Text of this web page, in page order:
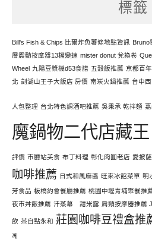
標籤
Bill's Fish & Chips 比爾炸魚薯條地點資訊 Bruno
層震動按摩器13檔變速 mister donut 兌換卷
Wheel 九陽豆漿機d53食譜 五穀飯推薦 京都百
北 劍湖山王子大飯店 房價 南崁火鍋推薦 台中
人包整理 台北特色調酒吧推薦 吳秉承 乾拌麵
魔鍋物二代店藏王
評價 市廳站美食 布丁料理 彰化肉圓老店 愛披薩
咖啡推薦 日式和風麻醬 旺來冰館菜單 明
芳食品 板橋約會餐廳推薦 桃園中壢青埔聚餐推
夜市丼飯推薦 汗蒸幕 甜米露 肩頸按摩器推薦
飲 茶自點永和 莊園咖啡豆禮盒推
께